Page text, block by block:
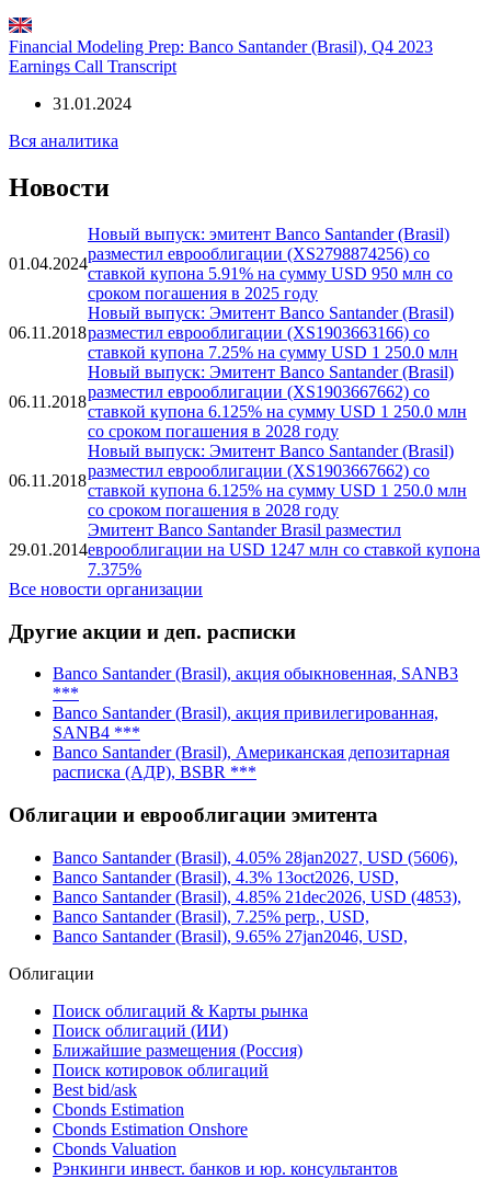
Financial Modeling Prep: Banco Santander (Brasil), Q4 2023
Earnings Call Transcript
31.01.2024
Вся аналитика
Новости
01.04.2024
Новый выпуск: эмитент Banco Santander (Brasil)
разместил еврооблигации (XS2798874256) со
ставкой купона 5.91% на сумму USD 950 млн со
сроком погашения в 2025 году
06.11.2018
Новый выпуск: Эмитент Banco Santander (Brasil)
разместил еврооблигации (XS1903663166) со
ставкой купона 7.25% на сумму USD 1 250.0 млн
06.11.2018
Новый выпуск: Эмитент Banco Santander (Brasil)
разместил еврооблигации (XS1903667662) со
ставкой купона 6.125% на сумму USD 1 250.0 млн
со сроком погашения в 2028 году
06.11.2018
Новый выпуск: Эмитент Banco Santander (Brasil)
разместил еврооблигации (XS1903667662) со
ставкой купона 6.125% на сумму USD 1 250.0 млн
со сроком погашения в 2028 году
29.01.2014
Эмитент Banco Santander Brasil разместил
еврооблигации на USD 1247 млн со ставкой купона
7.375%
Все новости организации
Другие акции и деп. расписки
Banco Santander (Brasil), акция обыкновенная, SANB3
***
Banco Santander (Brasil), акция привилегированная,
SANB4 ***
Banco Santander (Brasil), Американская депозитарная
расписка (АДР), BSBR ***
Облигации и еврооблигации эмитента
Banco Santander (Brasil), 4.05% 28jan2027, USD (5606),
Banco Santander (Brasil), 4.3% 13oct2026, USD,
Banco Santander (Brasil), 4.85% 21dec2026, USD (4853),
Banco Santander (Brasil), 7.25% perp., USD,
Banco Santander (Brasil), 9.65% 27jan2046, USD,
Облигации
Поиск облигаций & Карты рынка
Поиск облигаций (ИИ)
Ближайшие размещения (Россия)
Поиск котировок облигаций
Best bid/ask
Cbonds Estimation
Cbonds Estimation Onshore
Cbonds Valuation
Рэнкинги инвест. банков и юр. консультантов